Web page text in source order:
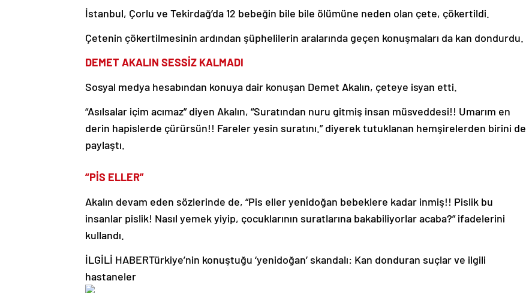
İstanbul, Çorlu ve Tekirdağ’da 12 bebeğin bile bile ölümüne neden olan çete, çökertildi.
Çetenin çökertilmesinin ardından şüphelilerin aralarında geçen konuşmaları da kan dondurdu.
DEMET AKALIN SESSİZ KALMADI
Sosyal medya hesabından konuya dair konuşan Demet Akalın, çeteye isyan etti.
“Asılsalar içim acımaz” diyen Akalın, “Suratından nuru gitmiş insan müsveddesi!! Umarım en
derin hapislerde çürürsün!! Fareler yesin suratını.” diyerek tutuklanan hemşirelerden birini de
paylaştı.
“PİS ELLER”
Akalın devam eden sözlerinde de, “Pis eller yenidoğan bebeklere kadar inmiş!! Pislik bu
insanlar pislik! Nasıl yemek yiyip, çocuklarının suratlarına bakabiliyorlar acaba?” ifadelerini
kullandı.
İLGİLİ HABERTürkiye’nin konuştuğu ‘yenidoğan’ skandalı: Kan donduran suçlar ve ilgili
hastaneler